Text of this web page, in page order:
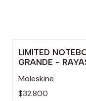
Agotado
LIMITED
GRANDE -
Moleskine
$32.800